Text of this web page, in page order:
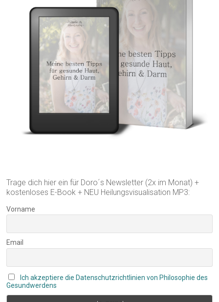
Trage dich hier ein für Doro´s Newsletter (2x im Monat) +
kostenloses E-Book + NEU Heilungsvisualisation MP3:
Vorname
Email
Ich akzeptiere die Datenschutzrichtlinien von Philosophie des
Gesundwerdens